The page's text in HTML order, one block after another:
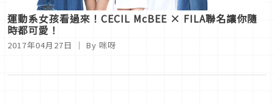
運動系女孩看過來！CECIL McBEE × FILA聯名讓你隨
時都可愛！
2017年04月27日 ｜ By 咪呀